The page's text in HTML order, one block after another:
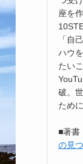
座を
「自
ハウ
たい
破。
ため
■著書
の見